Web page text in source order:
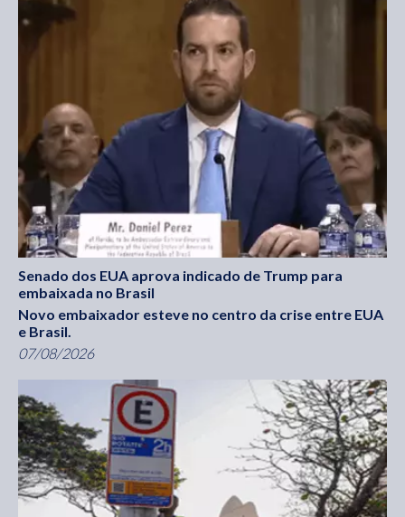
Senado dos EUA aprova indicado de Trump para
embaixada no Brasil
Novo embaixador esteve no centro da crise entre EUA
e Brasil.
07/08/2026